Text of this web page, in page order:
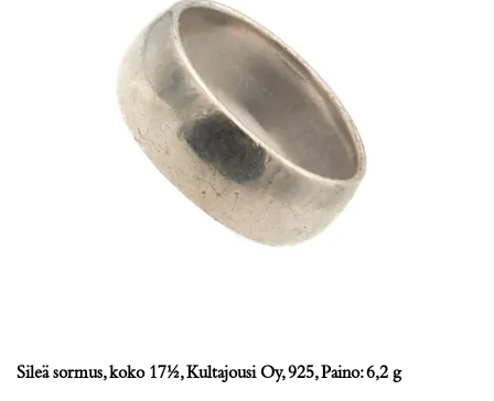
Sileä sormus, koko 17½, Kultajousi Oy, 925, Paino: 6,2 g